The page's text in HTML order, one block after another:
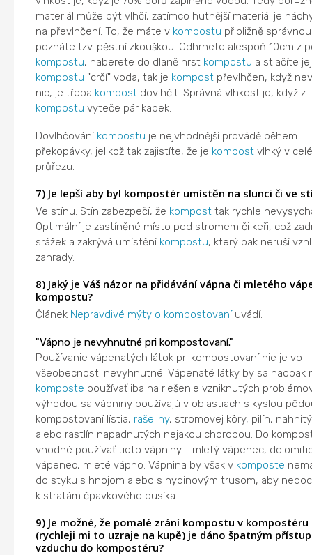
materiál může být vlhčí, zatímco hutnější materiál je
na převlhčení. To, že máte v kompostu přibližně
poznáte tzv. pěstní zkouškou. Odhrnete alespoň 10cm z
kompostu, naberete do dlaně hrst kompostu a stlačíte
kompostu "crčí" voda, tak je kompost převlhčen, když
nic, je třeba kompost dovlhčit. Správná vlhkost je, když z
kompostu vyteče pár kapek.
Dovlhčování kompostu je nejvhodnější provádě během
překopávky, jelikož tak zajistíte, že je kompost vlhký v
průřezu.
7) Je lepší aby byl kompostér umístěn na slunci či ve
Ve stínu. Stín zabezpečí, že kompost tak rychle
Optimální je zastíněné místo pod stromem či keři, což
srážek a zakrývá umístění kompostu, který pak neruší
zahrady.
8) Jaký je Váš názor na přidávání vápna či mletého
kompostu?
Článek Nepravdivé mýty o kompostovaníuvádí:
"Vápno je nevyhnutné pri kompostovaní."
Používanie vápenatých látok pri kompostovaní nie je vo
všeobecnosti nevyhnutné. Vápenaté látky by sa naopak
komposte používať iba na riešenie vzniknutých
výhodou sa vápniny používajú v oblastiach s kyslou
kompostovaní lístia, rašeliny, stromovej kôry, pilín,
alebo rastlín napadnutých nejakou chorobou. Do
vhodné používať tieto vápniny - mletý vápenec,
vápenec, mleté vápno. Vápnina by však v komposte
do styku s hnojom alebo s hydinovým trusom, aby
k stratám čpavkového dusíka.
9) Je možné, že pomalé zrání kompostu v kompostéru
(rychleji mi to uzraje na kupě) je dáno špatným
vzduchu do kompostéru?